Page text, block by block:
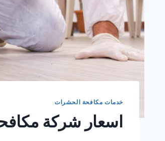
خدمات مكافحة الحشرات
اسعار شركة